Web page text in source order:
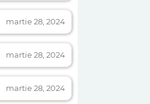
martie 28, 2024
martie 28, 2024
martie 28, 2024